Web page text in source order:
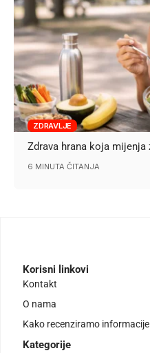
ZDRAVLJE
Zdrava hrana koja
6 MINUTA ČITANJA
Korisni linkovi
Kontakt
O nama
Kako recenziramo
Kategorije